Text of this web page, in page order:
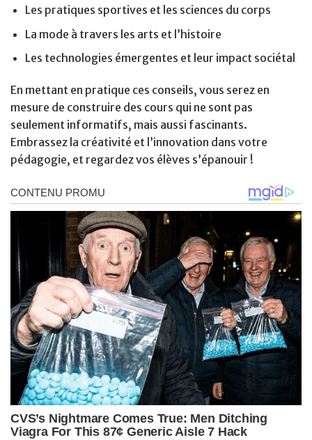
Les pratiques sportives et les sciences du corps
La mode à travers les arts et l’histoire
Les technologies émergentes et leur impact sociétal
En mettant en pratique ces conseils, vous serez en
mesure de construire des cours qui ne sont pas
seulement informatifs, mais aussi fascinants.
Embrassez la créativité et l’innovation dans votre
pédagogie, et regardez vos élèves s’épanouir !